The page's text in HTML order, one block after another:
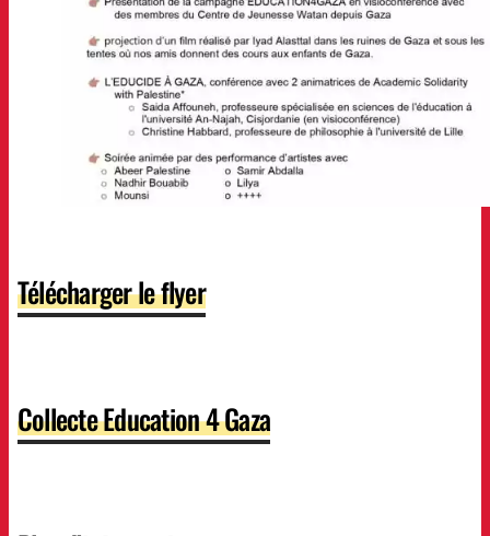
Télécharger le flyer
Collecte Education 4 Gaza